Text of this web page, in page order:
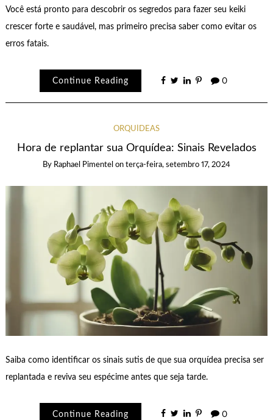
Você está pronto para descobrir os segredos para fazer seu keiki
crescer forte e saudável, mas primeiro precisa saber como evitar os
erros fatais.
Continue Reading 0
ORQUÍDEAS
Hora de replantar sua Orquídea: Sinais Revelados
By Raphael Pimentel on terça-feira, setembro 17, 2024
Saiba como identificar os sinais sutis de que sua orquídea precisa ser
replantada e reviva seu espécime antes que seja tarde.
Continue Reading 0